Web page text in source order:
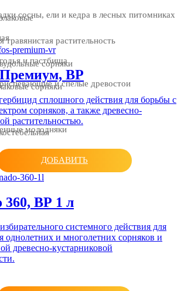
сосны, ели и кедра в лесных питомниках
и пастбища
и спелые древостои
молодняки
травянистая растительность
сорняки
сорняки
ВР
сплошного действия для борьбы с
сорняков, а также древесно-
растительностью.
ДОБАВИТЬ
360, ВР 1 л
системного действия для
однолетних и многолетних сорняков и
древесно-кустарниковой